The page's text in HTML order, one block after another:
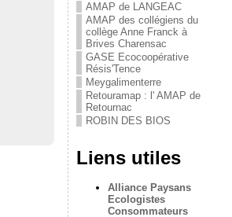
AMAP de LANGEAC
AMAP des collégiens du
collège Anne Franck à
Brives Charensac
GASE Ecocoopérative
Résis'Tence
Meygalimenterre
Retouramap : l' AMAP de
Retournac
ROBIN DES BIOS
Liens utiles
Alliance Paysans
Ecologistes
Consommateurs